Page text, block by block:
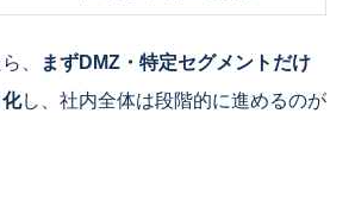
、
まずDMZ・特定セグメントだけ
し、社内全体は段階的に進めるのが